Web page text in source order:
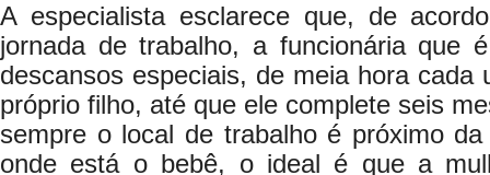
A especialista esclarece que, de
jornada de trabalho, a funcionária que
descansos especiais, de meia hora cada
próprio filho, até que ele complete seis
sempre o local de trabalho é próximo
onde está o bebê, o ideal é que a